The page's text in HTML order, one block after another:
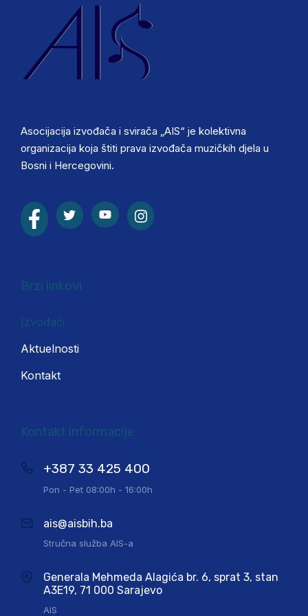
Asocijacija izvođača i svirača „AIS“ je kolektivna
organizacija koja štiti prava izvođača muzičkih djela u
Bosni i Hercegovini.
Brzi linkovi
Izvođači
Aktuelnosti
Kontakt
Kontakt informacije
+387 33 425 400
Pon - Pet 08:00h - 16:00h
ais@aisbih.ba
Stručna služba AIS-a
Generala Mehmeda Alagića br. 6, sprat 3, stan
A3E19, 71 000 Sarajevo
AIS